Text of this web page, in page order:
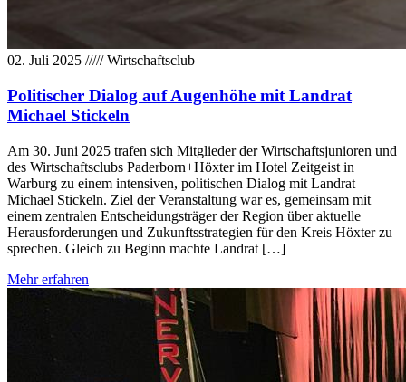
02. Juli 2025 /////Wirtschaftsclub
Politischer Dialog auf Augenhöhe mit Landrat
Michael Stickeln
Am 30. Juni 2025 trafen sich Mitglieder der Wirtschaftsjunioren und
des Wirtschaftsclubs Paderborn+Höxter im Hotel Zeitgeist in
Warburg zu einem intensiven, politischen Dialog mit Landrat
Michael Stickeln. Ziel der Veranstaltung war es, gemeinsam mit
einem zentralen Entscheidungsträger der Region über aktuelle
Herausforderungen und Zukunftsstrategien für den Kreis Höxter zu
sprechen. Gleich zu Beginn machte Landrat […]
Mehr erfahren